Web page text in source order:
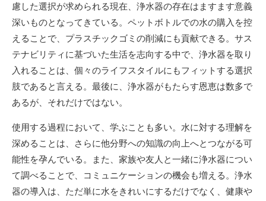
慮した選択が求められる現在、浄水器の存在はますます意義
深いものとなってきている。ペットボトルでの水の購入を控
えることで、プラスチックゴミの削減にも貢献できる。サス
テナビリティに基づいた生活を志向する中で、浄水器を取り
入れることは、個々のライフスタイルにもフィットする選択
肢であると言える。最後に、浄水器がもたらす恩恵は数多で
あるが、それだけではない。
使用する過程において、学ぶことも多い。水に対する理解を
深めることは、さらに他分野への知識の向上へとつながる可
能性を孕んでいる。また、家族や友人と一緒に浄水器につい
て調べることで、コミュニケーションの機会も増える。浄水
器の導入は、ただ単に水をきれいにするだけでなく、健康や